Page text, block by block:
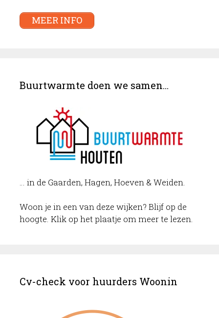
MEER INFO
Buurtwarmte doen we samen…
… in de Gaarden, Hagen, Hoeven & Weiden.
Woon je in een van deze wijken? Blijf op de
hoogte. Klik op het plaatje om meer te lezen.
Cv-check voor huurders Woonin